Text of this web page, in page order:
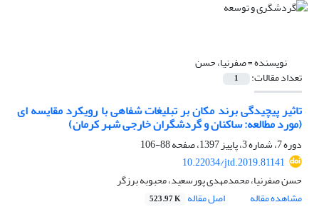
نویسنده =صفرنیا، حسن
تعداد مقالات: 1
تاثیر پیچیدگی برند مکان بر تبلیغات شفاهی با رویکرد مقایسه ای
(مورد مطالعه: ساکنان و گردشگران خارجی شهر کرمان)
دوره 7، شماره 3، پاییز 1397، صفحه
88-106
10.22034/jtd.2019.81141
حسن صفرنیا، محمدمهدی پورسعید، محبوبه برزگر
مشاهده مقاله
اصل مقاله 523.97 K